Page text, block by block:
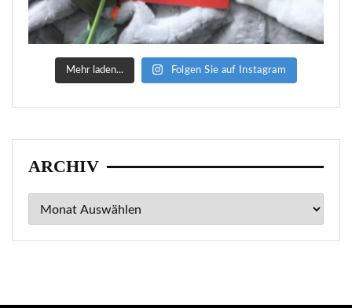
Mehr laden... Folgen Sie auf Instagram
ARCHIV
Archiv